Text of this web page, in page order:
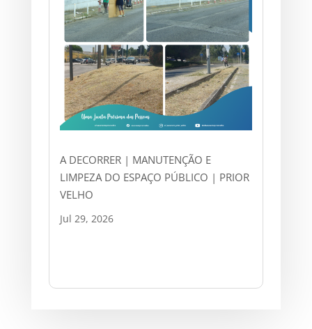
A DECORRER | MANUTENÇÃO E
LIMPEZA DO ESPAÇO PÚBLICO | PRIOR
VELHO
Jul 29, 2026